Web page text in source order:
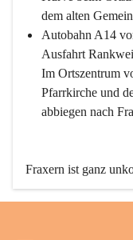
dem alten
Autobahn A14
Ausfahrt
Im Ortszentrum
Pfarrkirche und
abbiegen nach
Fraxern ist ganz
den öffentlichen